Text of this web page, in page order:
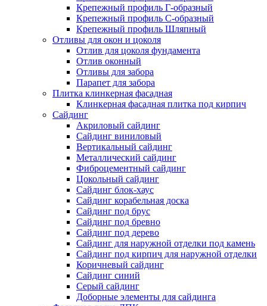
Крепежный профиль Г-образный
Крепежный профиль С-образный
Крепежный профиль Шляпный
Отливы для окон и цоколя
Отлив для цоколя фундамента
Отлив оконный
Отливы для забора
Парапет для забора
Плитка клинкерная фасадная
Клинкерная фасадная плитка под кирпич
Сайдинг
Акриловый сайдинг
Сайдинг виниловый
Вертикальный сайдинг
Металлический сайдинг
Фиброцементный сайдинг
Цокольный сайдинг
Сайдинг блок-хаус
Сайдинг корабельная доска
Сайдинг под брус
Сайдинг под бревно
Сайдинг под дерево
Сайдинг для наружной отделки под камень
Сайдинг под кирпич для наружной отделки
Коричневый сайдинг
Сайдинг синий
Серый сайдинг
Доборные элементы для сайдинга